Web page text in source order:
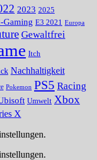
2023 2025
Gaming E3 2021 Europa
Gewaltfrei
Itch
Nachhaltigkeit
Pokemon PS5 Racing
Umwelt Xbox
X